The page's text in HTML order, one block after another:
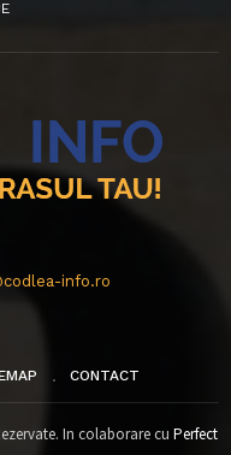
info.ro
CONTACT
In colaborare cu Perfect